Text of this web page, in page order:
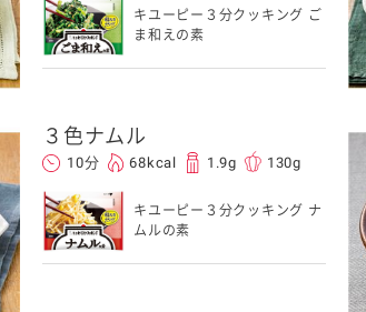
キユーピー３分クッキング ご
ま和えの素
３色ナムル
10分 68kcal 1.9g 130g
キユーピー３分クッキング ナ
ムルの素